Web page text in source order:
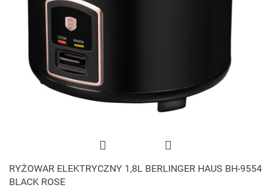
RYŻOWAR ELEKTRYCZNY 1,8L BERLINGER HAUS BH-9554
BLACK ROSE